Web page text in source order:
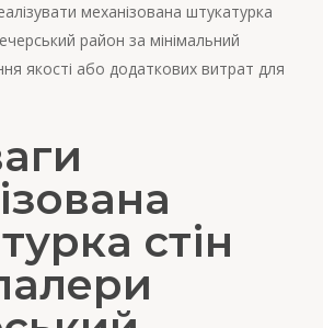
механізована штукатурка
район за мінімальний
якості або додаткових витрат для
стін